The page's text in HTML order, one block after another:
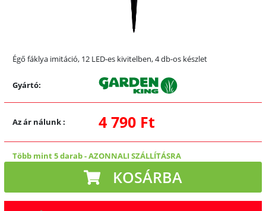
Égő fáklya imitáció, 12 LED-es kivitelben, 4 db-os készlet
Gyártó:
Az ár nálunk: 4 790 Ft
Több mint 5 darab-AZONNALI SZÁLLÍTÁSRA
KOSÁRBA